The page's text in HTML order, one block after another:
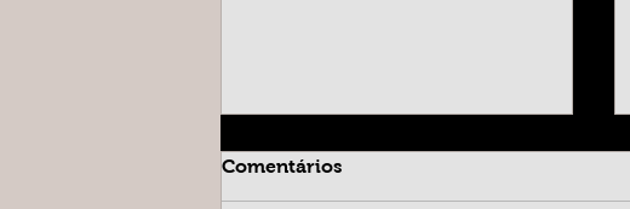
Comentários